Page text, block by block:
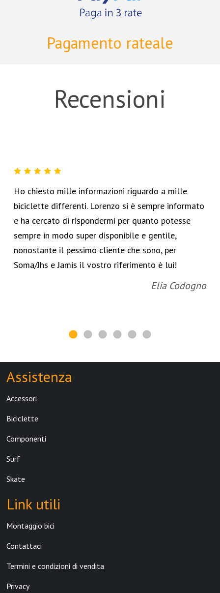
Pagamento rateale
Recensioni
Ho chiesto mille informazioni riguardo a mille
biciclette differenti. Lorenzo si è sempre informato
e ha cercato di rispondermi per quanto potesse
sempre in modo super disponibile e gentile,
nonostante il pessimo cliente che sono, per
Soma/Jhs e Jamis il vostro riferimento è lui!
Elia Codogno
Assistenza
Accessori
Biciclette
Componenti
Surf
Skate
Link utili
Montaggio bici
Contattaci
Termini e condizioni di vendita
Privacy